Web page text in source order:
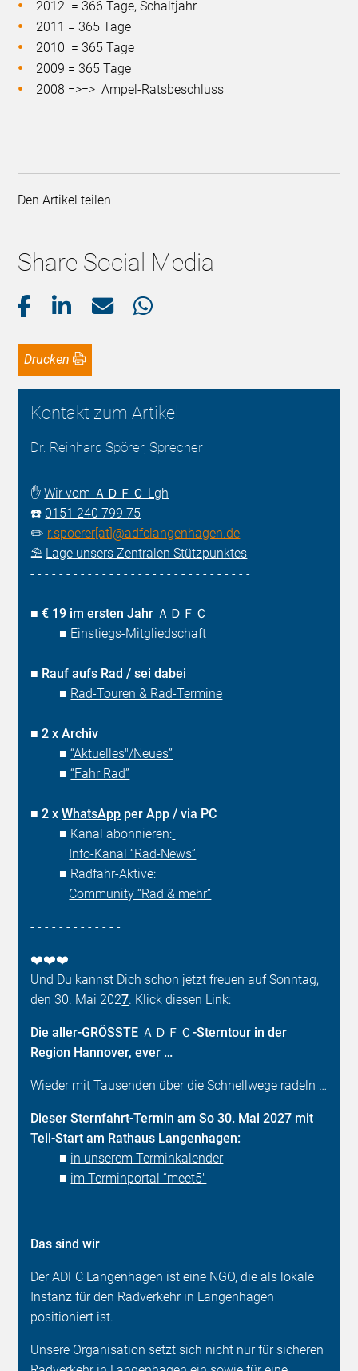
2012 = 366 Tage, Schaltjahr
2011 = 365 Tage
2010 = 365 Tage
2009 = 365 Tage
2008 =>=> Ampel-Ratsbeschluss
Den Artikel teilen
Share Social Media
Drucken
Kontakt zum Artikel
Dr. Reinhard Spörer, Sprecher
✋Wir vom ＡＤＦＣ Lgh
☎️ 0151 240 799 75
✏️ r.spoerer[at]@adfclangenhagen.de
⛱️ Lage unsers Zentralen Stützpunktes
- - - - - - - - - - - - - - - - - - - - - - - - - - - - - - -
■€ 19 im ersten Jahr ＡＤＦＣ
■ Einstiegs-Mitgliedschaft
■ Rauf aufs Rad / sei dabei
■ Rad-Touren & Rad-Termine
■2 x Archiv
■“Aktuelles"/Neues”
■“Fahr Rad”
■2 xWhatsApp per App / via PC
■ Kanal abonnieren:
Info-Kanal “Rad-News”
■ Radfahr-Aktive:
Community “Rad & mehr”
- - - - - - - - - - - - -
❤️❤️❤️
Und Du kannst Dich schon jetzt freuen auf Sonntag,
den 30. Mai 2027. Klick diesen Link:
Die aller-GRÖSSTE ＡＤＦＣ-Sterntour in der
Region Hannover, ever …
Wieder mit Tausenden über die Schnellwege radeln …
Dieser Sternfahrt-Termin am So 30. Mai 2027 mit
Teil-Start am Rathaus Langenhagen:
■ in unserem Terminkalender
■ im Terminportal “meet5"
--------------------
Das sind wir
Der ADFC Langenhagen ist eine NGO, die als lokale
Instanz für den Radverkehr in Langenhagen
positioniert ist.
Unsere Organisation setzt sich nicht nur für sicheren